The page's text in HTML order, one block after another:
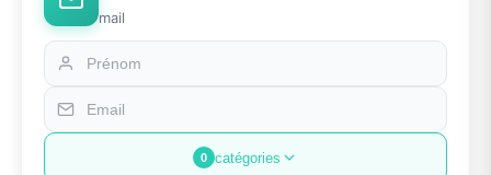
mail
0 catégories